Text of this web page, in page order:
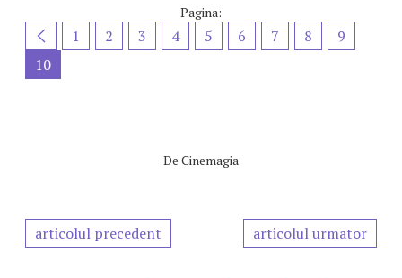
Pagina:
1 2 3 4 5 6 7 8
9
10
De Cinemagia
articolul precedent articolul urmator